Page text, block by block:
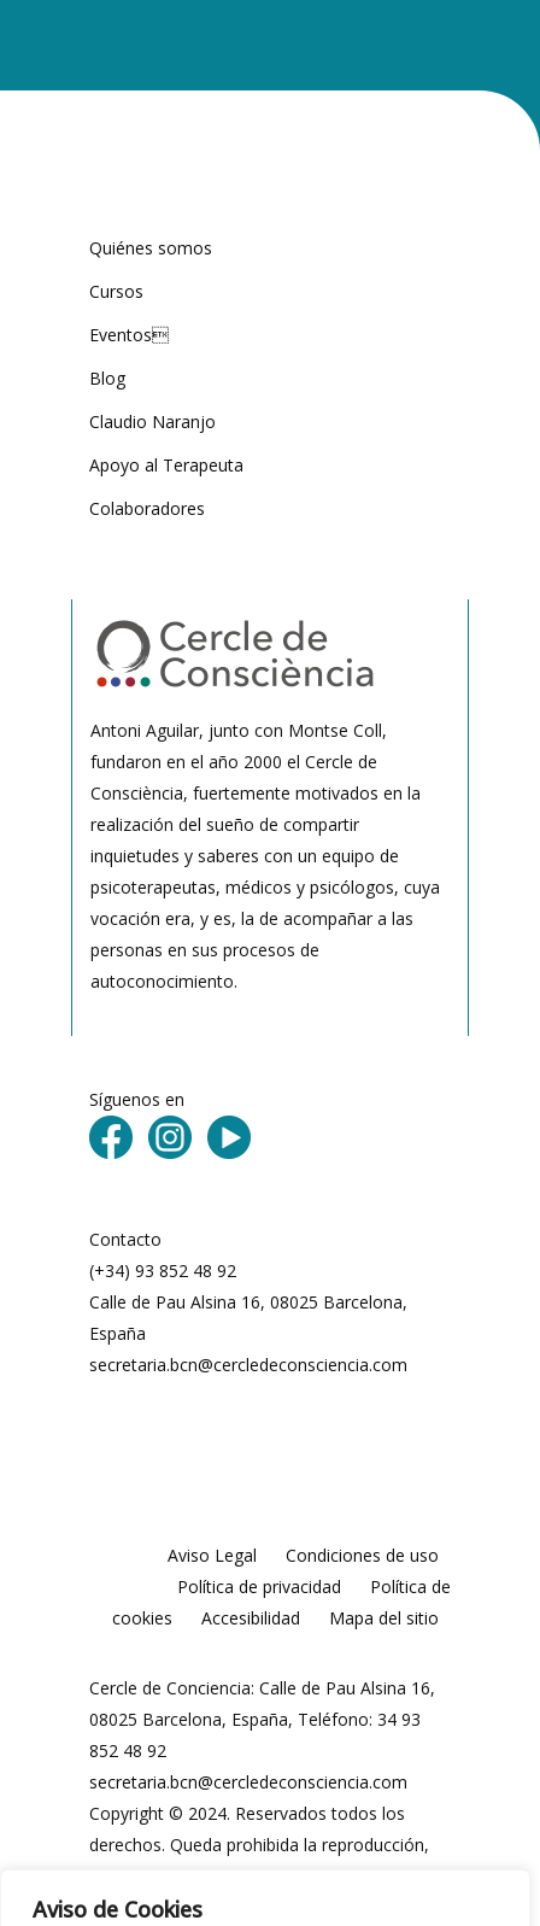
Aviso de Cookies
Quiénes somos
Cursos
Eventos
Blog
Claudio Naranjo
Apoyo al Terapeuta
Colaboradores
Antoni Aguilar, junto con Montse Coll,
fundaron en el año 2000 el Cercle de
Consciència, fuertemente motivados en la
realización del sueño de compartir
inquietudes y saberes con un equipo de
psicoterapeutas, médicos y psicólogos, cuya
vocación era, y es, la de acompañar a las
personas en sus procesos de
autoconocimiento.
Síguenos en
Contacto
(+34) 93 852 48 92
Calle de Pau Alsina 16, 08025 Barcelona,
España
secretaria.bcn@cercledeconsciencia.com
Aviso Legal
Condiciones de uso
Política de privacidad
Política de
cookies
Accesibilidad Mapa del sitio
Cercle de Conciencia: Calle de Pau Alsina 16,
08025 Barcelona, España, Teléfono: 34 93
852 48 92
secretaria.bcn@cercledeconsciencia.com
Copyright © 2024. Reservados todos los
derechos. Queda prohibida la reproducción,
utilización, total o parcial, de los contenidos